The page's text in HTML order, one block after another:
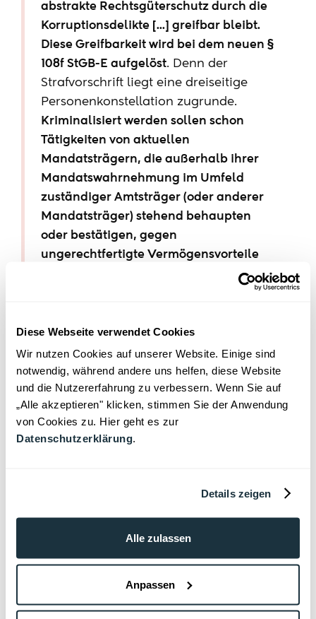
Diese Webseite verwendet Cookies
Wir nutzen Cookies auf unserer Website. Einige sind
notwendig, während andere uns helfen, diese Website
und die Nutzererfahrung zu verbessern. Wenn Sie auf
„Alle akzeptieren" klicken, stimmen Sie der Anwendung
von Cookies zu. Hier geht es zur
Datenschutzerklärung.
Details zeigen
Alle zulassen
Anpassen
abstrakte Rechtsgüterschutz durch die
Korruptionsdelikte [...] greifbar bleibt.
Diese Greifbarkeit wird bei dem neuen §
108f StGB-E aufgelöst. Denn der
Strafvorschrift liegt eine dreiseitige
Personenkonstellation zugrunde.
Kriminalisiert werden sollen schon
Tätigkeiten von aktuellen
Mandatsträgern, die außerhalb ihrer
Mandatswahrnehmung im Umfeld
zuständiger Amtsträger (oder anderer
Mandatsträger) stehend behaupten
oder bestätigen, gegen
ungerechtfertigte Vermögensvorteile
Einfluss auf die Entscheidungen der
zuständigen Amtsträger zugunsten der
können."
Dynamischer Verweis auf das
Abgeordnetengesetz
Eine Strafbarkeit gemäß § 108f StGB setzt
voraus, dass die entgeltliche
maßgeblichen Vorschriften verletzen würde"
(§ 108f Abs. 1 S. 2).
Damit ergibt sich auf Seite der Mandatsträger
keine Neuerung auf Verhaltensnormebene.
Ein Verstoß gegen die einschlägigen
Vorschriften insbesondere des jeweils